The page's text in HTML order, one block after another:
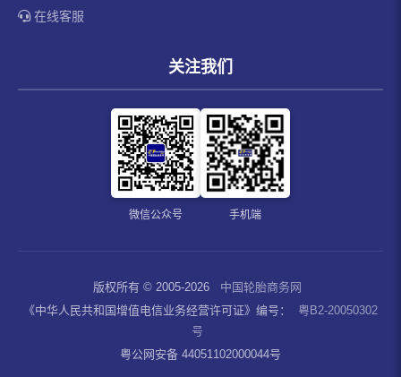
在线客服
关注我们
微信公众号 手机端
版权所有 © 2005-2026
中国轮胎商务网
《中华人民共和国增值电信业务经营许可证》编号：
粤B2-20050302
号
粤公网安备 44051102000044号